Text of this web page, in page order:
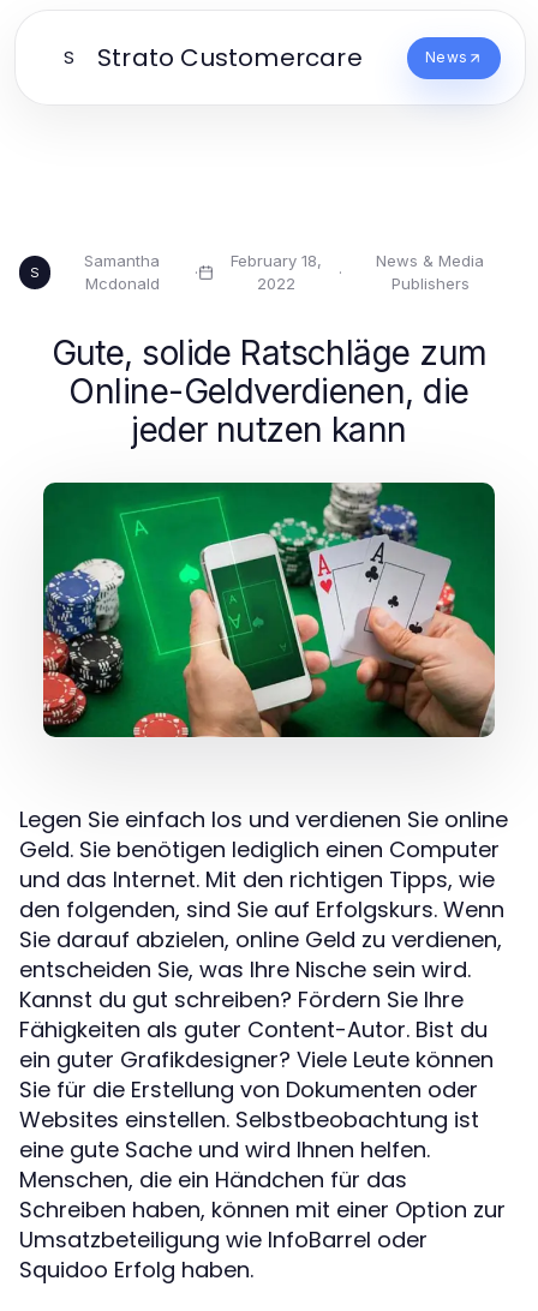
S Strato Customercare News
S
Samantha
Mcdonald
·
February 18,
2022
·
News & Media
Publishers
Gute, solide Ratschläge zum
Online-Geldverdienen, die
jeder nutzen kann
Legen Sie einfach los und verdienen Sie online
Geld. Sie benötigen lediglich einen Computer
und das Internet. Mit den richtigen Tipps, wie
den folgenden, sind Sie auf Erfolgskurs. Wenn
Sie darauf abzielen, online Geld zu verdienen,
entscheiden Sie, was Ihre Nische sein wird.
Kannst du gut schreiben? Fördern Sie Ihre
Fähigkeiten als guter Content-Autor. Bist du
ein guter Grafikdesigner? Viele Leute können
Sie für die Erstellung von Dokumenten oder
Websites einstellen. Selbstbeobachtung ist
eine gute Sache und wird Ihnen helfen.
Menschen, die ein Händchen für das
Schreiben haben, können mit einer Option zur
Umsatzbeteiligung wie InfoBarrel oder
Squidoo Erfolg haben.